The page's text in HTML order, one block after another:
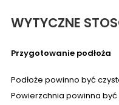
WYTYCZNE
Przygotowanie podłoża
Podłoże powinno być
Powierzchnia powinna być